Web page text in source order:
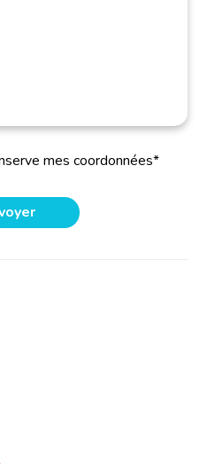
mes coordonnées*